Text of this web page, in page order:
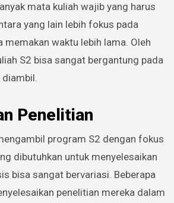
mata kuliah wajib yang harus
yang lain lebih fokus pada
memakan waktu lebih lama. Oleh
S2 bisa sangat bergantung pada
Penelitian
program S2 dengan fokus
dibutuhkan untuk menyelesaikan
bisa sangat bervariasi. Beberapa
penelitian mereka dalam